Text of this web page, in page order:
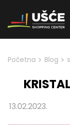
Skip to content
Početna > Blog >
13.02.2023.